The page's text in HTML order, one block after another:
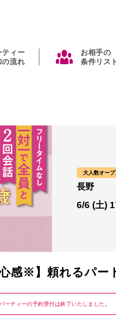
ティー
の流れ
お相手の
条件リスト
6/6 (土)
大人数オー
長野
感※】頼れるパー
ーティーの予約受付は終了いたしました。